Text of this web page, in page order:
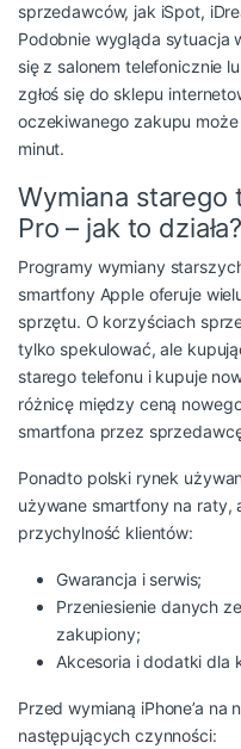
sprzedawców, jak iSpot,
Podobnie wygląda sytuacja
się z salonem telefonicznie
zgłoś się do sklepu
oczekiwanego zakupu
minut.
Wymiana starego
Pro – jak to działa?
Programy wymiany
smartfony Apple oferuje
sprzętu. O korzyściach
tylko spekulować, ale
starego telefonu i kupuje
różnicę między ceną
smartfona przez
Ponadto polski rynek
używane smartfony na
przychylność klientów:
Gwarancja i serwis;
Przeniesienie danych
zakupiony;
Akcesoria i dodatki dla
Przed wymianą iPhone’a na
następujących czynności: